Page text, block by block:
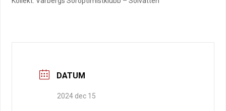
DATUM
2024 dec 15